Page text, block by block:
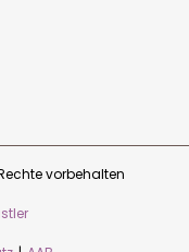
vorbehalten